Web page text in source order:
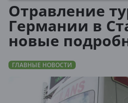
Отравление
Германии в
новые
ГЛАВНЫЕ НОВОСТИ